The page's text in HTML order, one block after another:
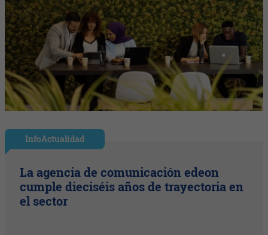
InfoActualidad
La agencia de comunicación edeon
cumple dieciséis años de trayectoria en
el sector